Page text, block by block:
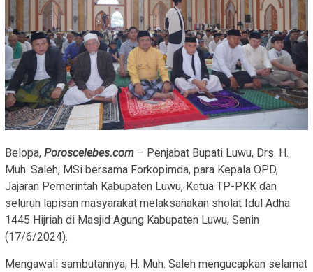
Belopa, Poroscelebes.com – Penjabat Bupati Luwu, Drs. H.
Muh. Saleh, MSi bersama Forkopimda, para Kepala OPD,
Jajaran Pemerintah Kabupaten Luwu, Ketua TP-PKK dan
seluruh lapisan masyarakat melaksanakan sholat Idul Adha
1445 Hijriah di Masjid Agung Kabupaten Luwu, Senin
(17/6/2024).
Mengawali sambutannya, H. Muh. Saleh mengucapkan selamat